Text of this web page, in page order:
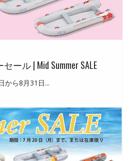
ール | Mid Summer SALE
から8月31日...